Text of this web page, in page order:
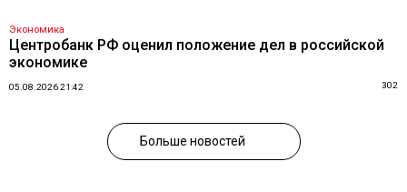
Экономика
Центробанк РФ оценил положение дел в российской
экономике
05.08.2026 21:42 302
Больше новостей